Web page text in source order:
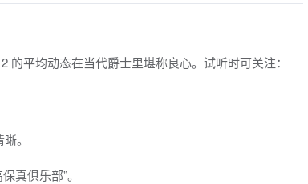
平均动态在当代爵士里堪称良心。试听时可关注：
。
真俱乐部”。